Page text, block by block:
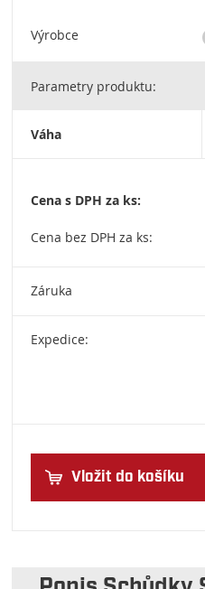
Výrobce
Address: 141825 Russian
Parametry produktu:
Váha
Cena s DPH za ks:
Cena bez DPH za ks:
Záruka
Expedice:
Vložit do košíku